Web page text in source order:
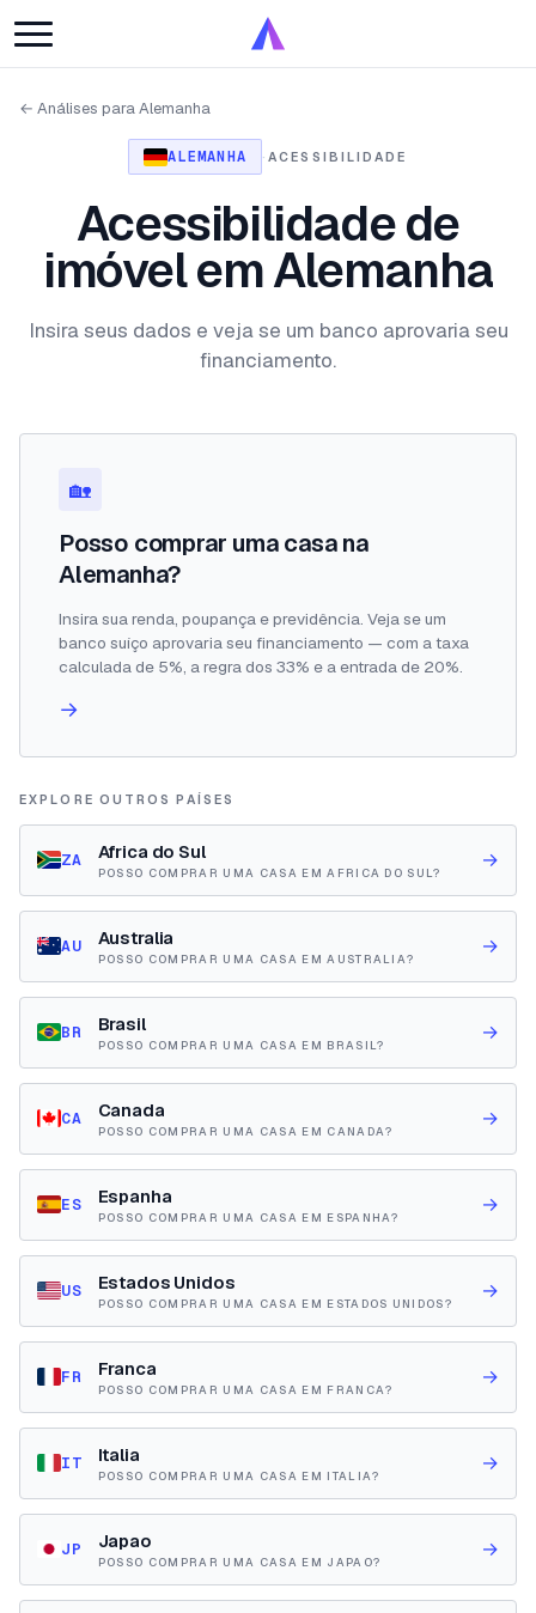
← Análises para Alemanha
ALEMANHA ·ACESSIBILIDADE
Acessibilidade de
imóvel em Alemanha
Insira seus dados e veja se um banco aprovaria seu
financiamento.
🏡
Posso comprar uma casa na
Alemanha?
Insira sua renda, poupança e previdência. Veja se um
banco suíço aprovaria seu financiamento — com a taxa
calculada de 5%, a regra dos 33% e a entrada de 20%.
→
EXPLORE OUTROS PAÍSES
ZA Africa do Sul
POSSO COMPRAR UMA CASA EM AFRICA DO SUL? →
AU Australia
POSSO COMPRAR UMA CASA EM AUSTRALIA? →
BR Brasil
POSSO COMPRAR UMA CASA EM BRASIL? →
CA Canada
POSSO COMPRAR UMA CASA EM CANADA? →
ES Espanha
POSSO COMPRAR UMA CASA EM ESPANHA? →
US Estados Unidos
POSSO COMPRAR UMA CASA EM ESTADOS UNIDOS? →
FR Franca
POSSO COMPRAR UMA CASA EM FRANCA? →
IT Italia
POSSO COMPRAR UMA CASA EM ITALIA? →
JP Japao
POSSO COMPRAR UMA CASA EM JAPAO? →